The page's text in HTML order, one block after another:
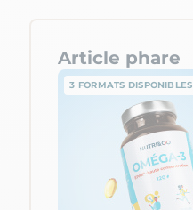
Article phare
3 FORMATS DISPONIBLES